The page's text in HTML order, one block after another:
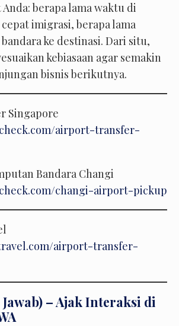
berapa lama waktu di
imigrasi, berapa lama
ke destinasi. Dari situ,
kebiasaan agar semakin
bisnis berikutnya.
Singapore
airport-transfer-
Bandara Changi
changi-airport-pickup
airport-transfer-
– Ajak Interaksi di